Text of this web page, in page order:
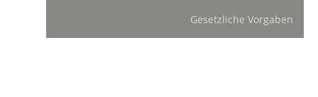
Gesetzliche Vorgaben